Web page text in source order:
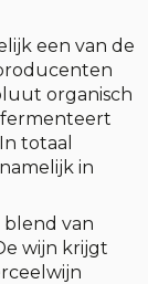
een van de
organisch
fermenteert
totaal
in
blend van
wijn krijgt